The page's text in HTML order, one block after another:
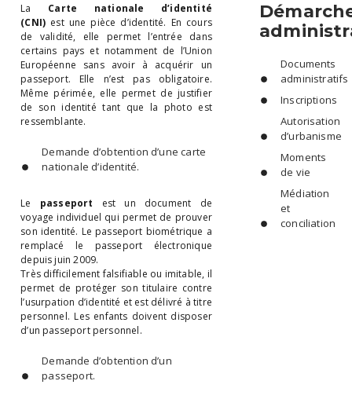
La Carte nationale d’identité
(CNI) est une pièce d’identité. En cours
de validité, elle permet l’entrée dans
certains pays et notamment de l’Union
Européenne sans avoir à acquérir un
passeport. Elle n’est pas obligatoire.
Même périmée, elle permet de justifier
de son identité tant que la photo est
ressemblante.
Demande d’obtention d’une carte
nationale d’identité.
Le passeport est un document de
voyage individuel qui permet de prouver
son identité. Le passeport biométrique a
remplacé le passeport électronique
depuis juin 2009.
Très difficilement falsifiable ou imitable, il
permet de protéger son titulaire contre
l’usurpation d’identité et est délivré à titre
personnel. Les enfants doivent disposer
d’un passeport personnel.
Demande d’obtention d’un
passeport.
Documents
administratifs
Inscriptions
Autorisation
d’urbanisme
Moments
de vie
Médiation
et
conciliation